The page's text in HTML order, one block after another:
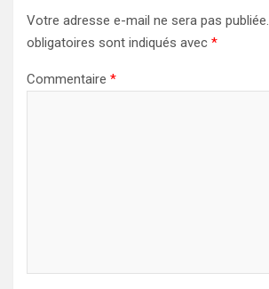
Votre adresse e-mail ne sera pas publiée.
obligatoires sont indiqués avec *
Commentaire *